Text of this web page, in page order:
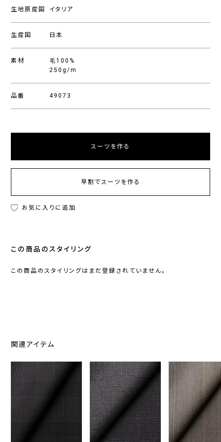
生地原産国 イタリア
生産国 日本
素材
毛100%
250g/m
品番 49073
スーツを作る
早割でスーツを作る
お気に入りに追加
この商品のスタイリング
この商品のスタイリングはまだ登録されていません。
関連アイテム